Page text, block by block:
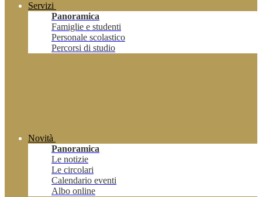
Servizi
Panoramica
Famiglie e studenti
Personale scolastico
Percorsi di studio
Novità
Panoramica
Le notizie
Le circolari
Calendario eventi
Albo online